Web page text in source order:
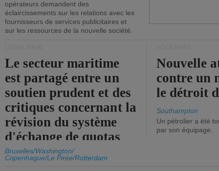
opérateurs demandent des
éclaircissements sur les relations avec les
fournisseurs de services publicitaires et
sur les ressources de la nouvelle société.
Le secteur maritime
est partagé entre un
soutien prudent et des
critiques concernant la
révision du système
d'échange de quotas
d'émission de l'UE.
Bruxelles/Washington/
Copenhague/Le Pirée/Rotterdam
Nouvelle
contre un
le détroit
Southampton
Un pétrolier a été
par son équipage.